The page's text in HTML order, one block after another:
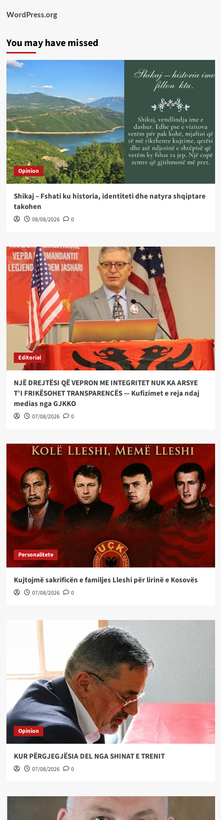
WordPress.org
You may have missed
Opinion
Shikaj – Fshati ku historia, identiteti dhe natyra shqiptare
takohen
08/08/2026 0
Editorial
NJË DREJTËSI QË VEPRON ME INTEGRITET NUK KA ARSYE
T’I FRIKËSOHET TRANSPARENCËS — Kufizimet e reja ndaj
medias nga GJKKO
07/08/2026 0
Personalitete
Kujtojmë sakrificën e familjes Lleshi për lirinë e Kosovës
07/08/2026 0
Opinion
KUR PËRGJEGJËSIA DEL NGA SHINAT E TRENIT
07/08/2026 0